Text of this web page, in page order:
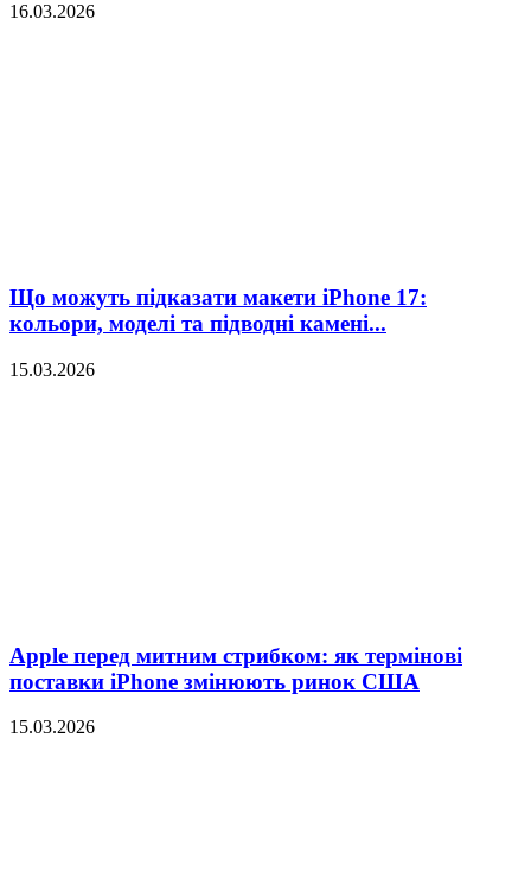
16.03.2026
Що можуть підказати макети iPhone 17:
кольори, моделі та підводні камені...
15.03.2026
Apple перед митним стрибком: як термінові
поставки iPhone змінюють ринок США
15.03.2026